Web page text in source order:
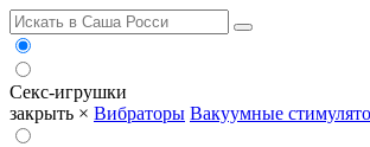
Секс-игрушки
закрыть × Вибраторы Вакуумные